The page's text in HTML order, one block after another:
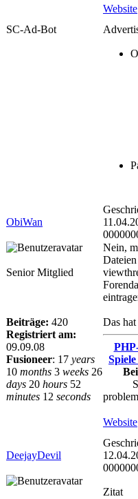
Website
SC-Ad-Bot
ObiWan
Senior Mitglied
Beiträge: 420
Registriert am:
09.09.08
Fusioneer: 17 years
10 months 3 weeks 26
days 20 hours 52
minutes 12 seconds
Nein,
Das
Website
DeejayDevil
Zitat